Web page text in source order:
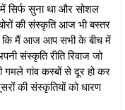
सिर्फ सुना था और सोशल
की संस्कृति आज भी बस्तर
कि मैं आज आप सभी के बीच में
संस्कृति रीति रिवाज जो
गांव कस्बों से दूर हो कर
की संस्कृतियों को धारण